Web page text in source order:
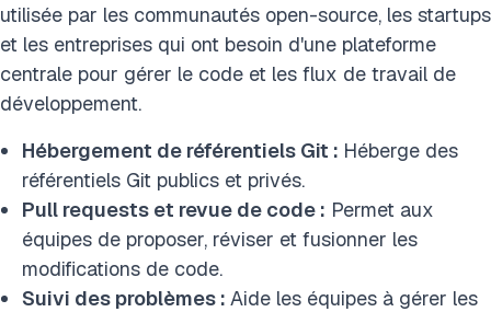
utilisée par les communautés open-source, les startups
et les entreprises qui ont besoin d'une plateforme
centrale pour gérer le code et les flux de travail de
développement.
Hébergement de référentiels Git : Héberge des
référentiels Git publics et privés.
Pull requests et revue de code : Permet aux
équipes de proposer, réviser et fusionner les
modifications de code.
Suivi des problèmes : Aide les équipes à gérer les